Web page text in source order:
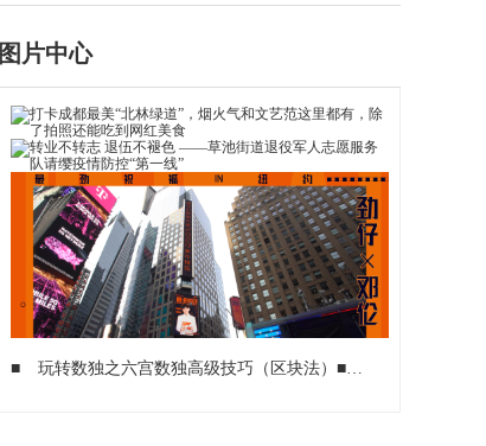
图片中心
■ 玩转数独之六宫数独高级技巧（区块法） ■